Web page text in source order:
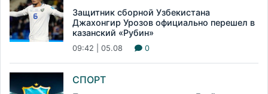
Защитник сборной Узбекистана
Джахонгир Урозов официально перешел в
казанский «Рубин»
09:42 | 05.08 0
СПОРТ